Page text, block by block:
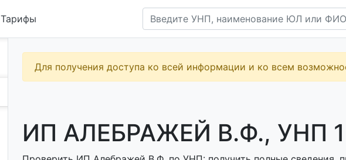
Тарифы
Для получения доступа ко всей информации и ко всем
ИП АЛЕБРАЖЕЙ В.Ф., УНП